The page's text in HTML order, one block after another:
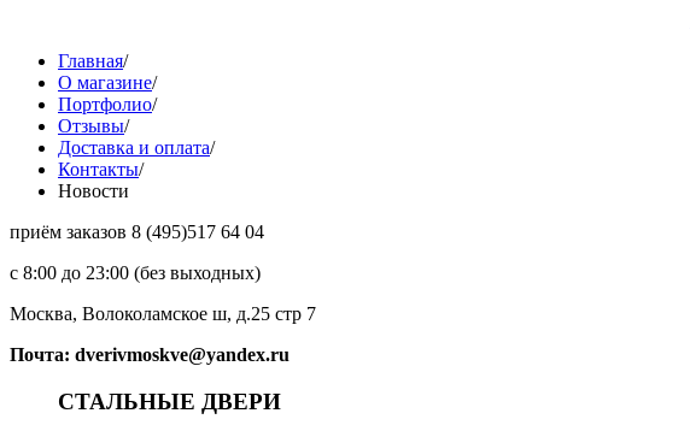
Главная/
О магазине/
Портфолио/
Отзывы/
Доставка и оплата/
Контакты/
Новости
приём заказов 8 (495)517 64 04
с 8:00 до 23:00 (без выходных)
Москва, Волоколамское ш, д.25 стр 7
Почта: dverivmoskve@yandex.ru
СТАЛЬНЫЕ ДВЕРИ